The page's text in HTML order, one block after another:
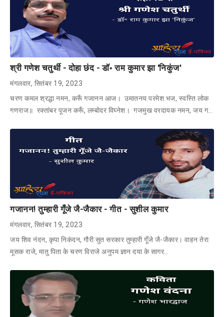
श्री गणेश चतुर्थी - दोहा छंद - डॉ॰ राम कुमार झा 'निकुंज'
मंगलवार, सितंबर 19, 2023
चरण कमल श्रद्धा नमन, करूँ गजानन आज। उमातनय परमेश भज, स्वस्ति लोक
गणराज॥ रक्तांबर पूजन करूँ, लम्बोदर विघ्नेश। गजमुख वरदायक नमन, जय ग…
गजानन! तुम्हारी गूँजे जै-जैकार - गीत - सुशील कुमार
मंगलवार, सितंबर 19, 2023
जय शिव नंदन, कृपा निकंदन, गौरी सुत सरकार तुम्हारी गूँजे जै-जैकार। वाहन तेरा
मूसक राजे, मातु पिता के चरण विराजे अनुपम ज्ञान दया के सागर…